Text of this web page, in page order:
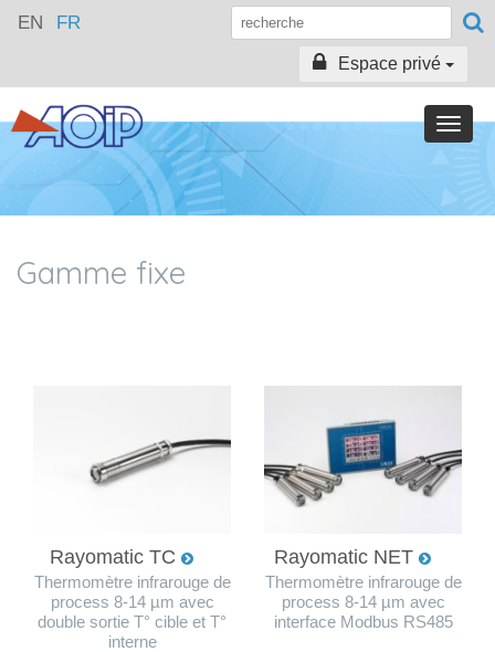
EN FR
Espace privé
Toggle
Gamme fixe
Rayomatic TC
Thermomètre infrarouge de
process 8-14 µm avec
double sortie T° cible et T°
interne
Rayomatic NET
Thermomètre infrarouge de
process 8-14 µm avec
interface Modbus RS485